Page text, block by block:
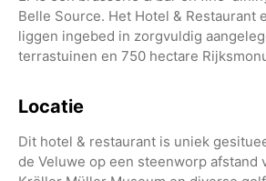
Belle Source. Het Hotel & Restaurant
liggen ingebed in zorgvuldig
terrastuinen en 750 hectare
Locatie
Dit hotel & restaurant is uniek
de Veluwe op een steenworp afstand